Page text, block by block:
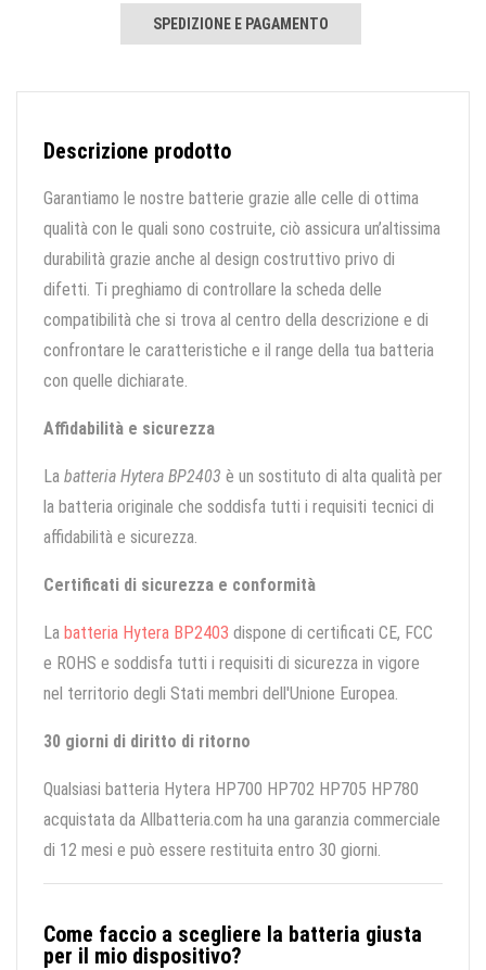
SPEDIZIONE E PAGAMENTO
Descrizione prodotto
Garantiamo le nostre batterie grazie alle celle di ottima
qualità con le quali sono costruite, ciò assicura un’altissima
durabilità grazie anche al design costruttivo privo di
difetti. Ti preghiamo di controllare la scheda delle
compatibilità che si trova al centro della descrizione e di
confrontare le caratteristiche e il range della tua batteria
con quelle dichiarate.
Affidabilità e sicurezza
La batteria Hytera BP2403 è un sostituto di alta qualità per
la batteria originale che soddisfa tutti i requisiti tecnici di
affidabilità e sicurezza.
Certificati di sicurezza e conformità
La batteria Hytera BP2403 dispone di certificati CE, FCC
e ROHS e soddisfa tutti i requisiti di sicurezza in vigore
nel territorio degli Stati membri dell'Unione Europea.
30 giorni di diritto di ritorno
Qualsiasi batteria Hytera HP700 HP702 HP705 HP780
acquistata da Allbatteria.com ha una garanzia commerciale
di 12 mesi e può essere restituita entro 30 giorni.
Come faccio a scegliere la batteria giusta
per il mio dispositivo?